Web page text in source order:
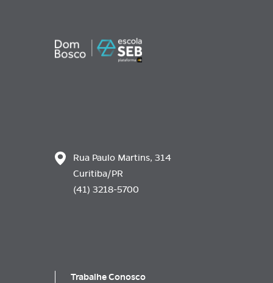
Rua Paulo Martins, 314
Curitiba/PR
(41) 3218-5700
Trabalhe Conosco